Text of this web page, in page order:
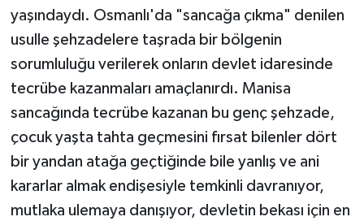
yaşındaydı. Osmanlı'da "sancağa çıkma" denilen
usulle şehzadelere taşrada bir bölgenin
sorumluluğu verilerek onların devlet idaresinde
tecrübe kazanmaları amaçlanırdı. Manisa
sancağında tecrübe kazanan bu genç şehzade,
çocuk yaşta tahta geçmesini fırsat bilenler dört
bir yandan atağa geçtiğinde bile yanlış ve ani
kararlar almak endişesiyle temkinli davranıyor,
mutlaka ulemaya danışıyor, devletin bekası için en